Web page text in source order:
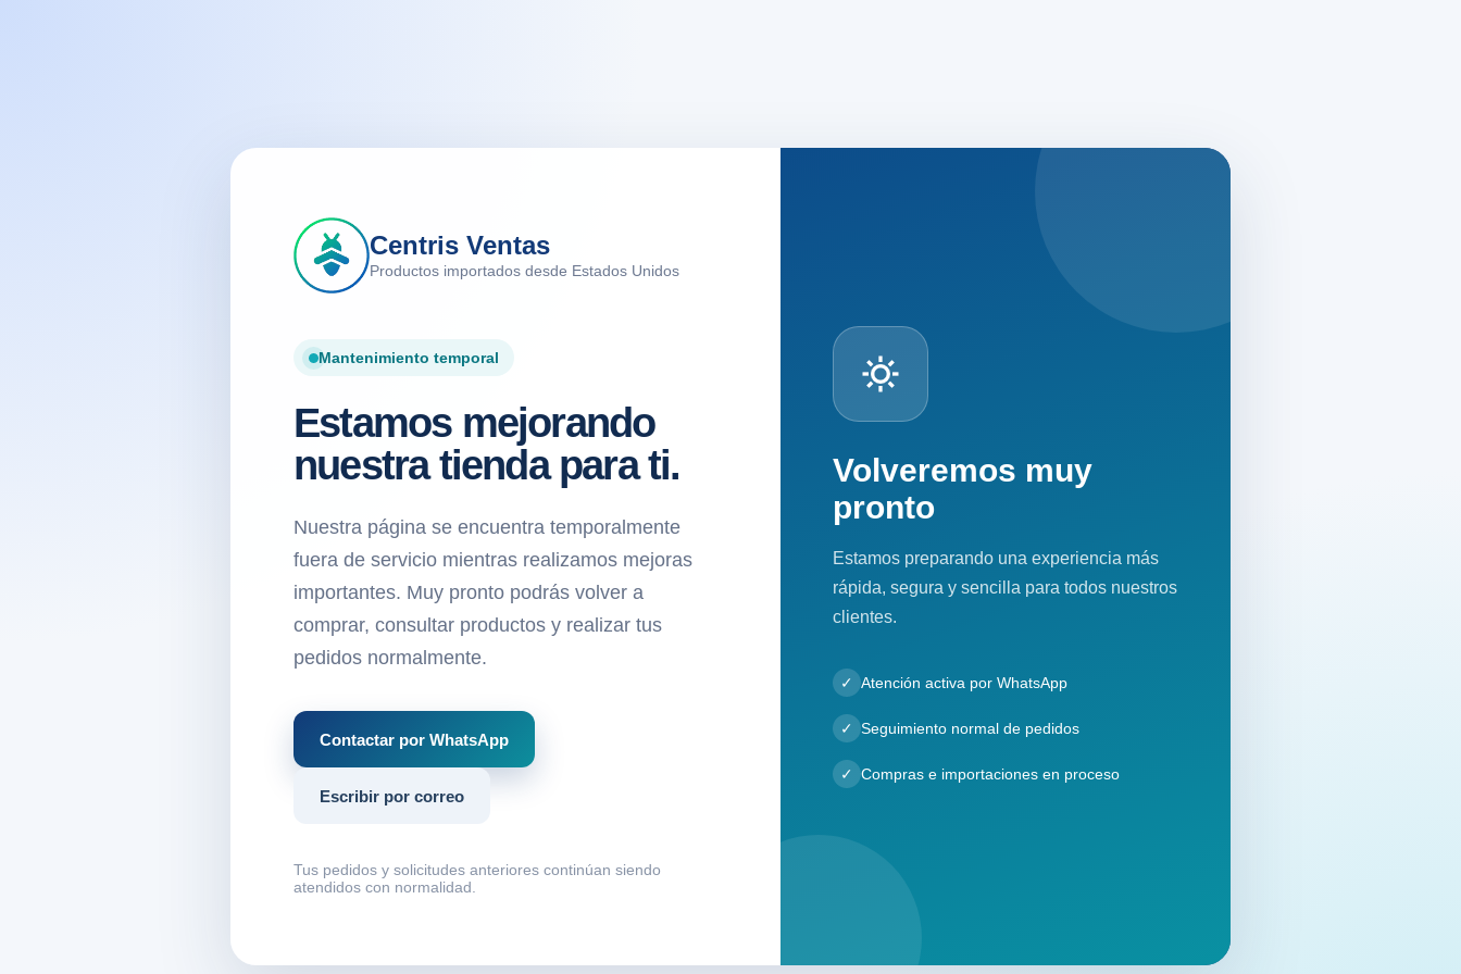
Centris Ventas
Productos importados desde Estados Unidos
Mantenimiento temporal
Estamos mejorando
nuestra tienda para ti.
Nuestra página se encuentra temporalmente
fuera de servicio mientras realizamos mejoras
importantes. Muy pronto podrás volver a
comprar, consultar productos y realizar tus
pedidos normalmente.
Contactar por WhatsApp
Escribir por correo
Tus pedidos y solicitudes anteriores continúan siendo
atendidos con normalidad.
Volveremos muy
pronto
Estamos preparando una experiencia más
rápida, segura y sencilla para todos nuestros
clientes.
✓ Atención activa por WhatsApp
✓ Seguimiento normal de pedidos
✓ Compras e importaciones en proceso